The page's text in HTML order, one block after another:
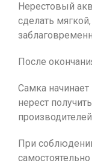
Нерестовый
сделать
После
Самка
нерест
При